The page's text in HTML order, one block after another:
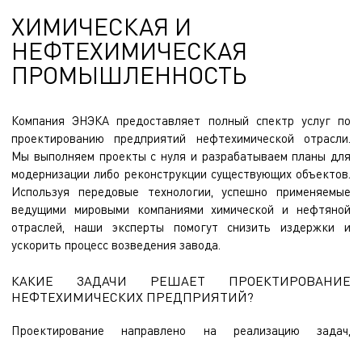
ХИМИЧЕСКАЯ И
НЕФТЕХИМИЧЕСКАЯ
ПРОМЫШЛЕННОСТЬ
Компания ЭНЭКА предоставляет полный спектр услуг по
проектированию предприятий нефтехимической отрасли.
Мы выполняем проекты с нуля и разрабатываем планы для
модернизации либо реконструкции существующих объектов.
Используя передовые технологии, успешно применяемые
ведущими мировыми компаниями химической и нефтяной
отраслей, наши эксперты помогут снизить издержки и
ускорить процесс возведения завода.
КАКИЕ ЗАДАЧИ РЕШАЕТ ПРОЕКТИРОВАНИЕ
НЕФТЕХИМИЧЕСКИХ ПРЕДПРИЯТИЙ?
Проектирование направлено на реализацию задач,